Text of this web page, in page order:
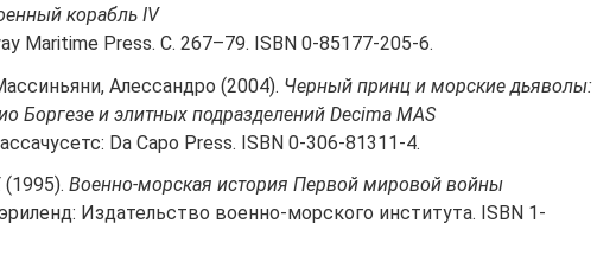
корабль IV
Maritime Press. С. 267–79. ISBN 0-85177-205-6.
Алессандро (2004). Черный принц и морские дьяволы:
Боргезе и элитных подразделений Decima MAS
Da Capo Press. ISBN 0-306-81311-4.
(1995). Военно-морская история Первой мировой войны
Издательство военно-морского института. ISBN 1-